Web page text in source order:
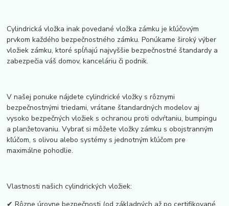
Cylindrická vložka inak povedané vložka zámku je kľúčovým
prvkom každého bezpečnostného zámku. Ponúkame široký výber
vložiek zámku, ktoré spĺňajú najvyššie bezpečnostné štandardy a
zabezpečia váš domov, kanceláriu či podnik.
V našej ponuke nájdete cylindrické vložky s rôznymi
bezpečnostnými triedami, vrátane štandardných modelov aj
vysoko bezpečných vložiek s ochranou proti odvŕtaniu, bumpingu
a planžetovaniu. Vybrať si môžete vložky zámku s obojstranným
kľúčom, s olivou alebo systémy s jednotným kľúčom pre
maximálne pohodlie.
Vlastnosti našich cylindrických vložiek: